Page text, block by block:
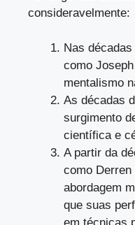
consideravelmente:
Nas
como
mentalismo
As décadas
surgimento
científica e
A partir da
como Derren
abordagem
que suas